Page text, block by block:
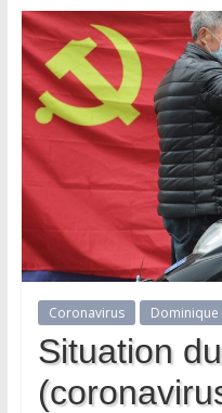
Coronavirus
Situation